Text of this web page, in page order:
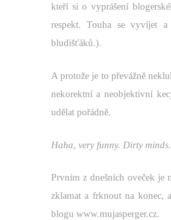
kteří si o vyprášení
respekt. Touha se vyvíjet
bludišťáků.).
A protože je to převážně
nekorektní a neobjektivní
udělat pořádně.
Haha, very funny. Dirty minds.
Prvním z dnešních oveček je
zklamat a frknout na konec,
blogu www.mujasperger.cz.